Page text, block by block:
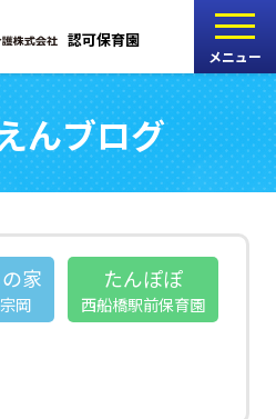
認可保育園
メニュー
んブログ
家
岡
たんぽぽ
西船橋駅前保育園